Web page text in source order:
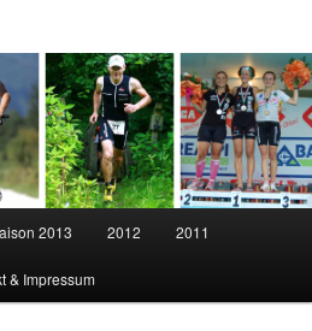
2013 2012 2011
& Impressum